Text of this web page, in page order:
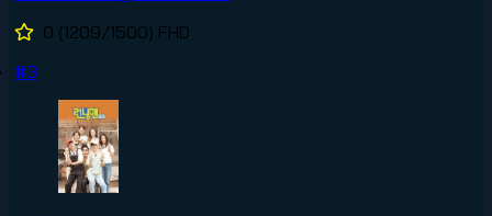
0 (1209/1500) FHD
#3